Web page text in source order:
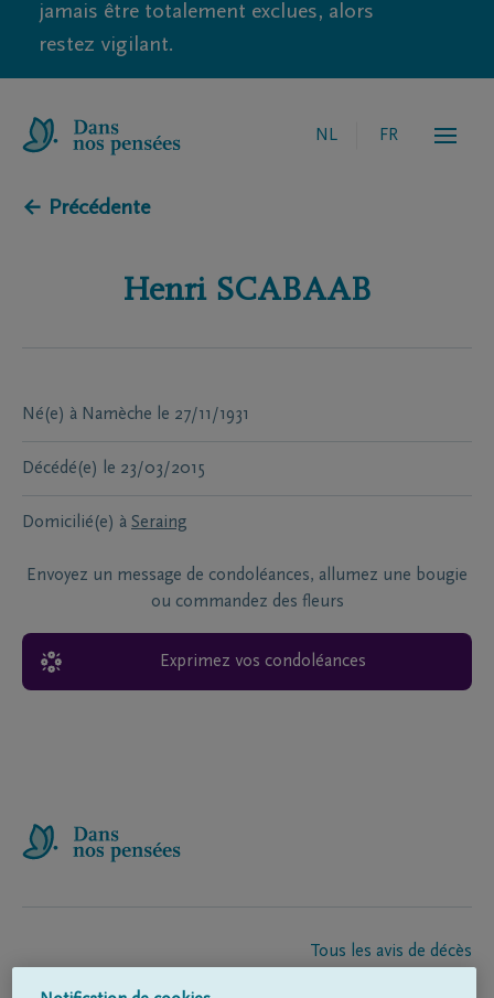
jamais être totalement exclues, alors
restez vigilant.
NL FR
← Précédente
Henri SCABAAB
Né(e) à Namèche le 27/11/1931
Décédé(e) le 23/03/2015
Domicilié(e) à Seraing
Envoyez un message de condoléances, allumez une bougie
ou commandez des fleurs
Exprimez vos condoléances
Tous les avis de décès